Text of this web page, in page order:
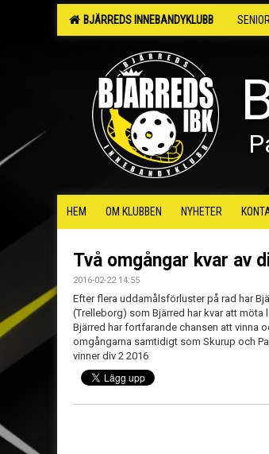
BJÄRREDS INNEBANDYKLUBB SENIOR
HEM OM KLUBBEN NYHETER
Två omgångar kvar av
2016-02-22 14:55
Efter flera uddamålsförluster på rad har
(Trelleborg) som Bjärred har kvar att
Bjärred har fortfarande chansen att vinna
omgångarna samtidigt som Skurup och
vinner div 2 2016